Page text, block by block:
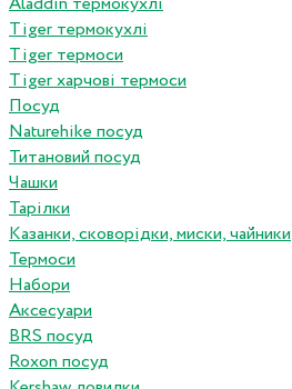
Tiger термокухлі
Tiger термоси
Tiger харчові термоси
Посуд
Naturehike посуд
Титановий посуд
Чашки
Тарілки
Казанки, сковорідки, миски, чайники
Термоси
Набори
Аксесуари
BRS посуд
Roxon посуд